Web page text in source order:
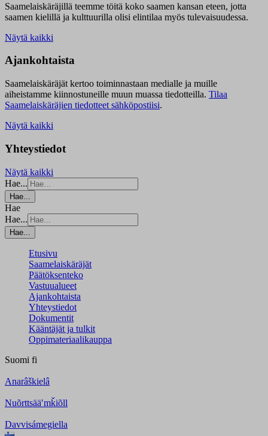
Saamelaiskäräjillä teemme töitä koko saamen kansan eteen, jotta
saamen kielillä ja kulttuurilla olisi elintilaa myös tulevaisuudessa.
Näytä kaikki
Ajankohtaista
Saamelaiskäräjät kertoo toiminnastaan medialle ja muille
aiheistamme kiinnostuneille muun muassa tiedotteilla. Tilaa
Saamelaiskäräjien tiedotteet sähköpostiisi.
Näytä kaikki
Yhteystiedot
Näytä kaikki
Hae...
Hae...
Hae
Hae...
Hae...
Etusivu
Saamelaiskäräjät
Päätöksenteko
Vastuualueet
Ajankohtaista
Yhteystiedot
Dokumentit
Kääntäjät ja tulkit
Oppimateriaalikauppa
Suomi fi
Anarâškielâ
Nuõrttsääʹmǩiõll
Davvisámegiella